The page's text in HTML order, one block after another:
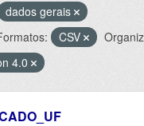
dados gerais
CSV
4.0